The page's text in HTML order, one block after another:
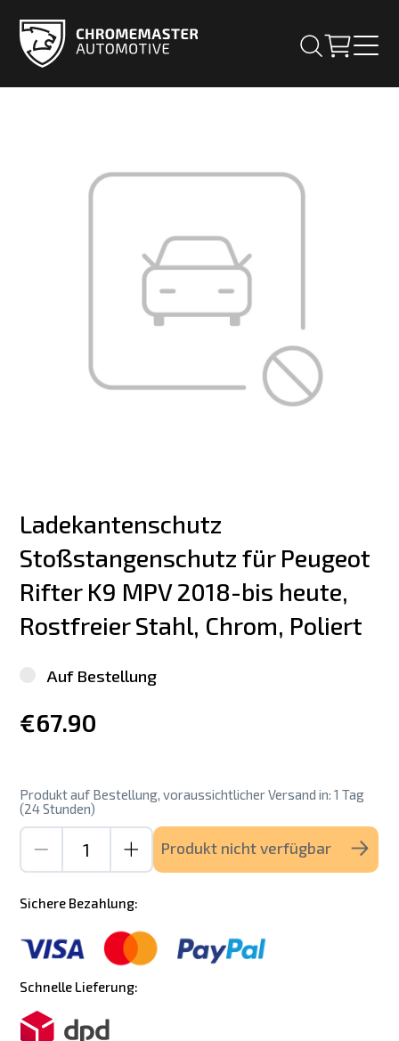
Ladekantenschutz
Stoßstangenschutz für Peugeot
Rifter K9 MPV 2018-bis heute,
Rostfreier Stahl, Chrom, Poliert
Auf Bestellung
€67.90
Produkt auf Bestellung, voraussichtlicher Versand in: 1 Tag
(24 Stunden)
Produkt nicht verfügbar
Sichere Bezahlung:
Schnelle Lieferung: